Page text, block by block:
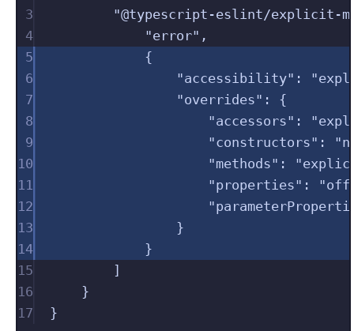
3
"@typescript-eslint/explicit-
4
"error" ,
5
{
6
"accessibility" : "
7
"overrides" :
{
8
"accessors" : "
9
"constructors" : "
10
"methods" : "
11
"properties" : "off
12
"
13
}
14
}
15
]
16
}
17
}